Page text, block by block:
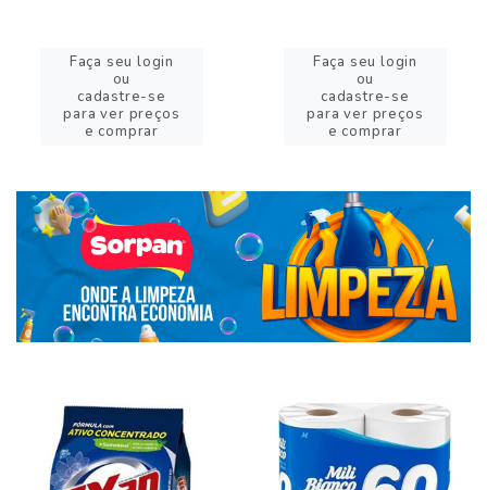
Faça seu login
ou
cadastre-se
para ver preços
e comprar
Faça seu login
ou
cadastre-se
para ver preços
e comprar